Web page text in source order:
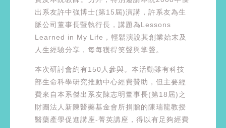
出系友許中強博士(第15屆)演講，許系友為生
脈公司董事長暨執行長，講題為Lessons
Learned in My Life，輕鬆演說其創業始末及
人生經驗分享，每每獲得笑聲與掌聲。
本次研討會約有150人參與。本活動雖有科技
部生命科學研究推動中心經費贊助，但主要經
費來自本系傑出系友陳志明董事長(第18屆)之
財團法人新陳醫藥基金會所捐贈的陳瑞龍教授
醫藥產學促進講座-菁英講座，得以有足夠經費